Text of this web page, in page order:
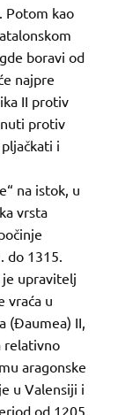
Potom kao
boravi od
najpre
II protiv
protiv
i
na istok, u
vrsta
do 1315.
je upravitelj
vraća u
(Đaumea) II,
relativno
aragonske
u Valensiji i
od 1205.